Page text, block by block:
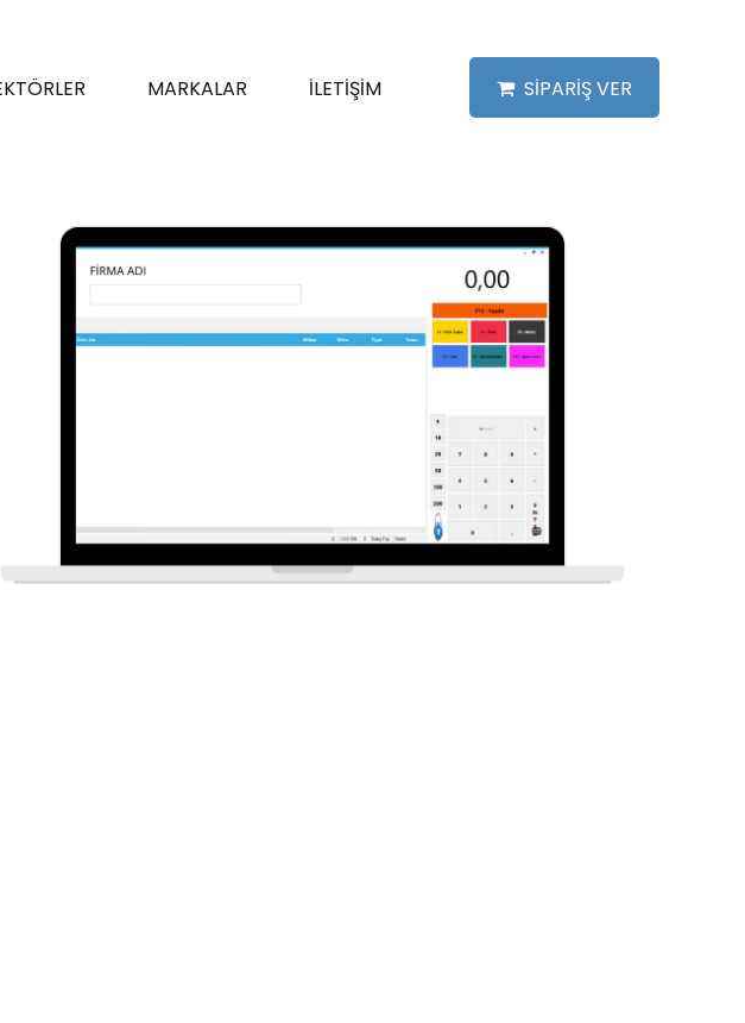
MARKALAR İLETİŞİM SİPARİŞ VER